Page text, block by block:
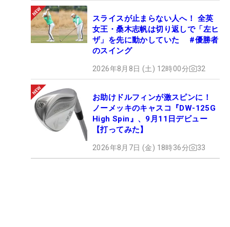
スライスが止まらない人へ！ 全英
女王・桑木志帆は切り返しで「左ヒ
ザ」を先に動かしていた #優勝者
のスイング
2026年8月8日 (土) 12時00分 32
お助けドルフィンが激スピンに！
ノーメッキのキャスコ『DW-125G
High Spin』、9月11日デビュー
【打ってみた】
2026年8月7日 (金) 18時36分 33